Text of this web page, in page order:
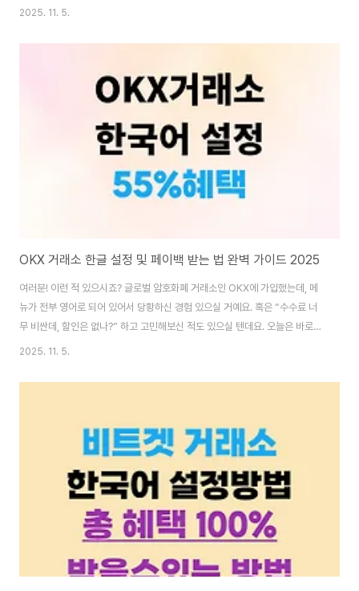
택은 어떻게 받나요?” 걱정 마세요! 이 글에서는 비트겟 한글(한국어) 설정 가
받는 페이백 등록법까지 알려드릴게요.“비트겟, 한국어로 설정 가능한가요?”
어/중국어만 지원됩니다.“비트겟 수수료 할인 받는 방법은요?” → 전용 페이백
링크 가입으로 최대 50%의 수수료 할인과 50% 페이백 OK!📋 목차 비트겟
2025. 11. 5.
OKX 거래소 한글 설정 및 페이백 받는 법 완벽 가이드 2025
여러분! 이런 적 있으시죠? 글로벌 암호화폐 거래소인 OKX에 가입했는데, 메
뉴가 전부 영어로 되어 있어서 당황하신 경험 있으실 거예요. 혹은 “수수료 너
무 비싼데, 할인은 없나?” 하고 고민해보신 적도 있으실 텐데요. 오늘은 바로
그런 분들을 위해 준비했습니다! OKX 거래소를 한국어로 설정하는 방법부터,
궁금증이 해결됩니다.“OKX, 영어 몰라도 쓸 수 있나요?” → 정답: YES! 설정
죠!📋 목차 OKX 거래소, 한국어 지원되나요? 🌐 웹에서 OKX 한글 설정하는..
2025. 11. 5.